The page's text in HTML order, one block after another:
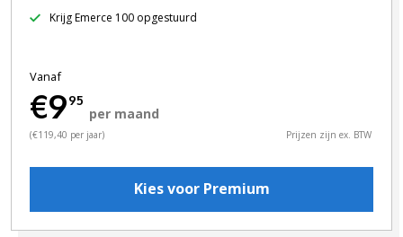
Krijg Emerce 100 opgestuurd
Vanaf
€995
per maand
(€119,40 per jaar) Prijzen zijn ex. BTW
Kies voor Premium